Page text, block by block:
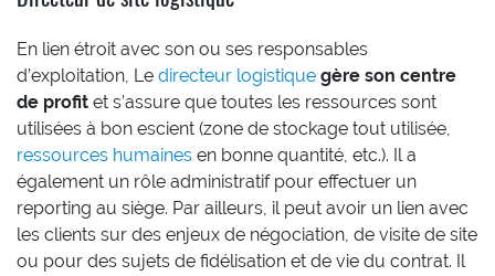
En lien étroit avec son ou ses responsables
d’exploitation, Le directeur logistique gère son centre
de profit et s’assure que toutes les ressources sont
utilisées à bon escient (zone de stockage tout utilisée,
ressources humaines en bonne quantité, etc.). Il a
également un rôle administratif pour effectuer un
reporting au siège. Par ailleurs, il peut avoir un lien avec
les clients sur des enjeux de négociation, de visite de site
ou pour des sujets de fidélisation et de vie du contrat. Il